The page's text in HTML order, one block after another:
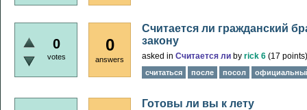
0
votes
0
answers
Считается ли гражданский
закону
asked in Считается ли by rick 6 (17 points)
считаться после посол
Готовы ли вы к лету